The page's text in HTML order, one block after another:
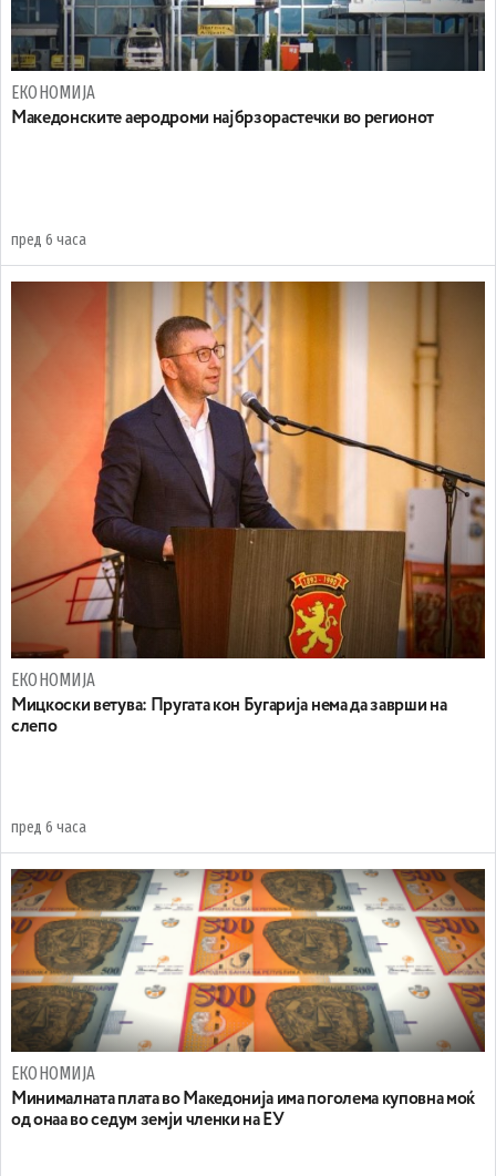
ЕКОНОМИЈА
Maкедонските аеродроми најбрзорастечки во регионот
пред 6 часа
ЕКОНОМИЈА
Mицкоски ветува: Пругата кон Бугарија нема да заврши на
слепо
пред 6 часа
ЕКОНОМИЈА
Минималната плата во Македонија има поголема куповна моќ
од онаа во седум земји членки на ЕУ